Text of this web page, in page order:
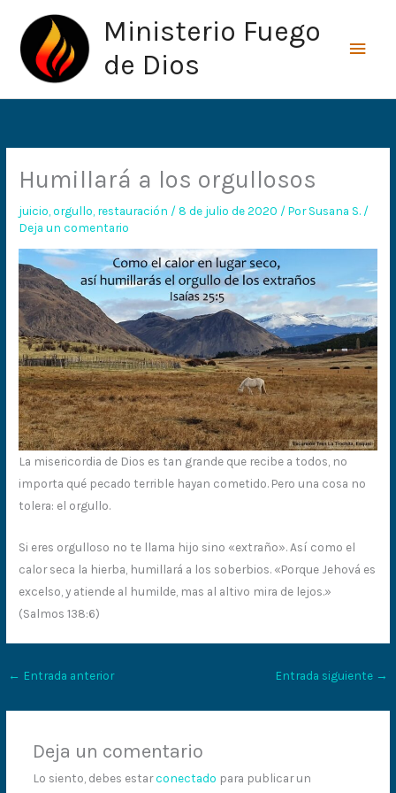
contenido
Ministerio Fuego
de Dios
Humillará a los orgullosos
juicio ,orgullo restauración /8 de julio de 2020 / PorSusana S. /
Deja un comentario
La misericordia de Dios es tan grande que recibe a todos, no
importa qué pecado terrible hayan cometido. Pero una cosa no
tolera: el orgullo.
Si eres orgulloso no te llama hijo sino «extraño». Así como el
calor seca la hierba, humillará a los soberbios. «Porque Jehová es
excelso, y atiende al humilde, mas al altivo mira de lejos.»
(Salmos 138:6)
← Entrada anterior Entrada siguiente →
Deja un comentario
Lo siento, debes estarconectado para publicar un